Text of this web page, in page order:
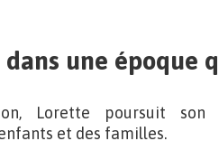
une époque
Lorette poursuit son
et des familles.